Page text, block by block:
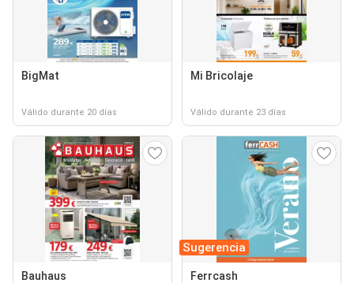
BigMat
Válido durante 20 días
Mi Bricolaje
Válido durante 23 días
Bauhaus
Sugerencia
Ferrcash